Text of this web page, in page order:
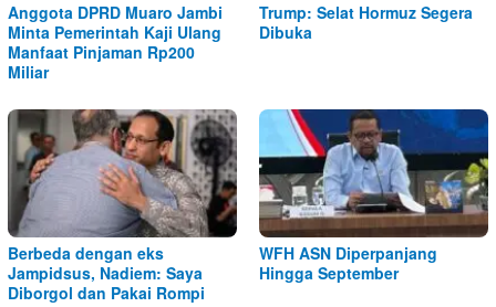
Anggota DPRD Muaro Jambi
Minta Pemerintah Kaji Ulang
Manfaat Pinjaman Rp200
Miliar
Trump: Selat Hormuz Segera
Dibuka
Berbeda dengan eks
Jampidsus, Nadiem: Saya
Diborgol dan Pakai Rompi
WFH ASN Diperpanjang
Hingga September